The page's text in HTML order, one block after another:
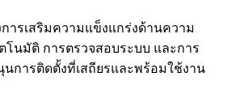
การเสริมความแข็งแกร่งด้านความ
นมัติ การตรวจสอบระบบ และการ
นการติดตั้งที่เสถียรและพร้อมใช้งาน